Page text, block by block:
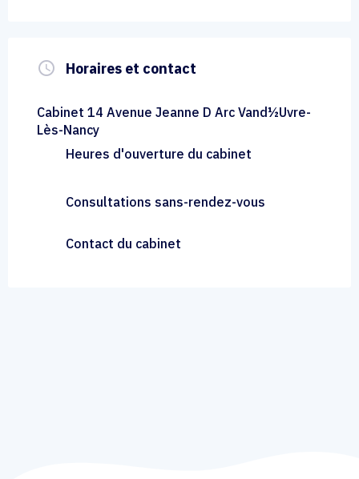
query_builder Horaires et contact
Cabinet 14 Avenue Jeanne D Arc Vand½Uvre-
Lès-Nancy
Heures d'ouverture du cabinet
Consultations sans-rendez-vous
Contact du cabinet